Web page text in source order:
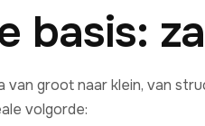
basis:
van groot naar klein, van
volgorde: